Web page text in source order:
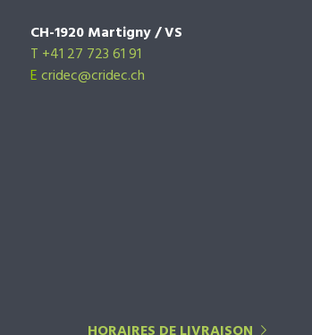
CH-1920 Martigny / VS
T +41 27 723 61 91
Ecridec@cridec.ch